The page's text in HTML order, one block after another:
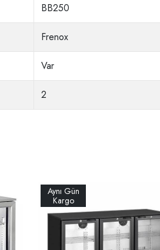
BB250
Frenox
Var
2